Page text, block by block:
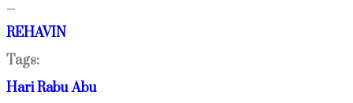
—
REHAVIN
Tags:
Hari Rabu Abu